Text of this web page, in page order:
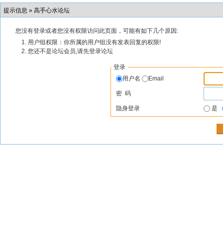
提示信息 » 高手心水论坛
您没有登录或者您没有权限访问此页面，可能有如下几个原因:
用户组权限：你所属的用户组没有发表回复的权限!
您还不是论坛会员,请先登录论坛
登录
用户名
Email
密 码
隐身登录 是